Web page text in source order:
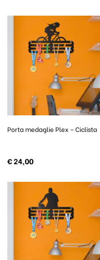
Porta medaglie Plex – Ciclista
€24,00